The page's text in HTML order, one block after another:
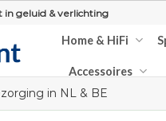
in geluid & verlichting
Home & HiFi
Accessoires
in NL & BE